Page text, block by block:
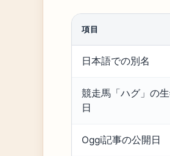
項目
日本語での別名
競走馬「ハグ」の
日
Oggi記事の公開日